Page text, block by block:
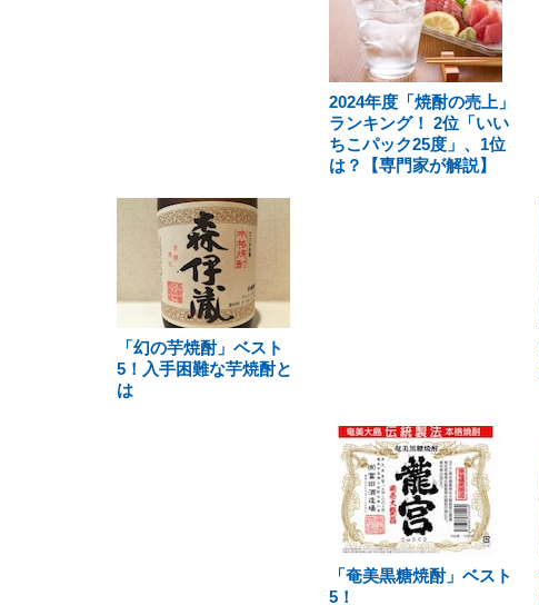
2024年度「焼酎の売上」
ランキング！ 2位「いい
ちこパック25度」、1位
は？【専門家が解説】
「幻の芋焼酎」ベスト
5！入手困難な芋焼酎と
は
「奄美黒糖焼酎」ベスト
5！